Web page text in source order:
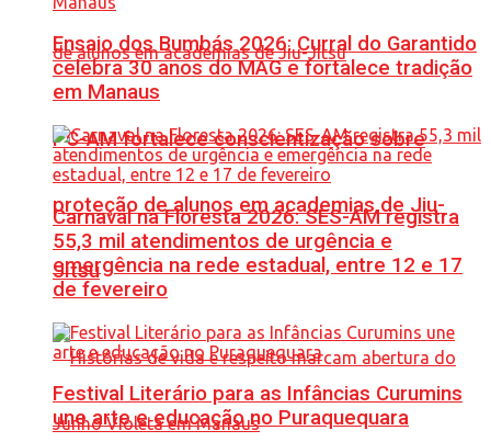
PC-AM fortalece conscientização sobre
proteção de alunos em academias de Jiu-
Jítsu
Ensaio dos Bumbás 2026: Curral do Garantido
celebra 30 anos do MAG e fortalece tradição
em Manaus
Carnaval na Floresta 2026: SES-AM registra
55,3 mil atendimentos de urgência e
emergência na rede estadual, entre 12 e 17
de fevereiro
Festival Literário para as Infâncias Curumins
une arte e educação no Puraquequara